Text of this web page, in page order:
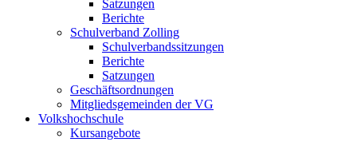
Satzungen
Berichte
Schulverband Zolling
Schulverbandssitzungen
Berichte
Satzungen
Geschäftsordnungen
Mitgliedsgemeinden der VG
Volkshochschule
Kursangebote